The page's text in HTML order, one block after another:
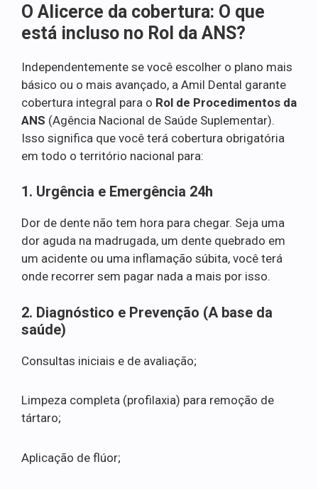
O Alicerce da cobertura: O que
está incluso no Rol da ANS?
Independentemente se você escolher o plano mais
básico ou o mais avançado, a Amil Dental garante
cobertura integral para o Rol de Procedimentos da
ANS (Agência Nacional de Saúde Suplementar).
Isso significa que você terá cobertura obrigatória
em todo o território nacional para:
1. Urgência e Emergência 24h
Dor de dente não tem hora para chegar. Seja uma
dor aguda na madrugada, um dente quebrado em
um acidente ou uma inflamação súbita, você terá
onde recorrer sem pagar nada a mais por isso.
2. Diagnóstico e Prevenção (A base da
saúde)
Consultas iniciais e de avaliação;
Limpeza completa (profilaxia) para remoção de
tártaro;
Aplicação de flúor;